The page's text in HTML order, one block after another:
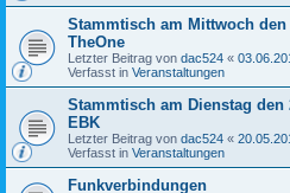
Stammtisch am Mittwoch den
TheOne
Letzter Beitrag von dac524 «
Verfasst in Veranstaltungen
Stammtisch am Dienstag den
EBK
Letzter Beitrag von dac524 «
Verfasst in Veranstaltungen
Funkverbindungen